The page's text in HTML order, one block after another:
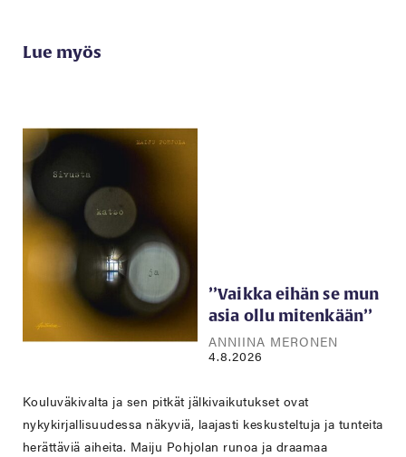
Lue myös
’’Vaikka eihän se mun
asia ollu mitenkään’’
ANNIINA MERONEN
4.8.2026
Kouluväkivalta ja sen pitkät jälkivaikutukset ovat
nykykirjallisuudessa näkyviä, laajasti keskusteltuja ja tunteita
herättäviä aiheita. Maiju Pohjolan runoa ja draamaa